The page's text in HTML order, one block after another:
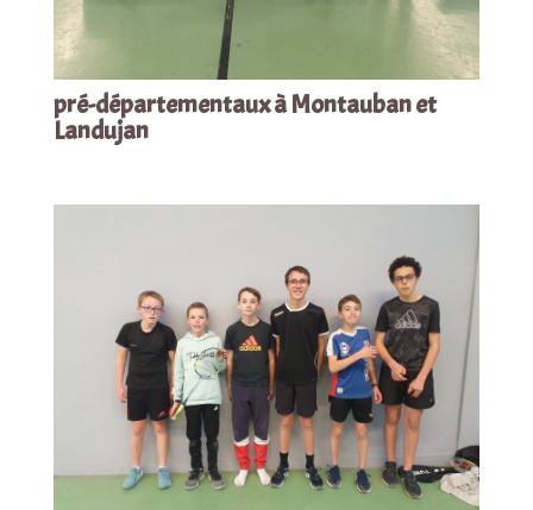
pré-départementaux à Montauban et
Landujan